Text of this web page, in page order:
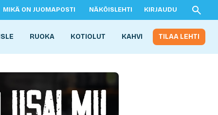
MIKÄ ON JUOMAPOSTI NÄKÖISLEHTI KIRJAUDU
RUOKA KOTIOLUT KAHVI TILAA LEHTI